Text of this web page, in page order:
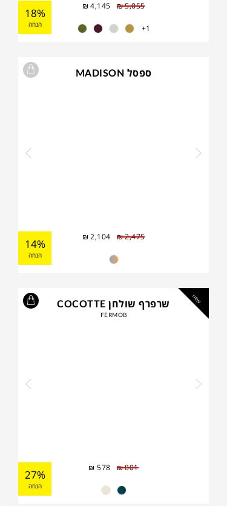
₪5,055
₪4,145
18%
הנחה 1+
ספסל MADISON
₪2,475
₪2,104
14%
הנחה
NEW שרפרף שולחן COCOTTE
FERMOB
₪801
₪ 578
27%
הנחה